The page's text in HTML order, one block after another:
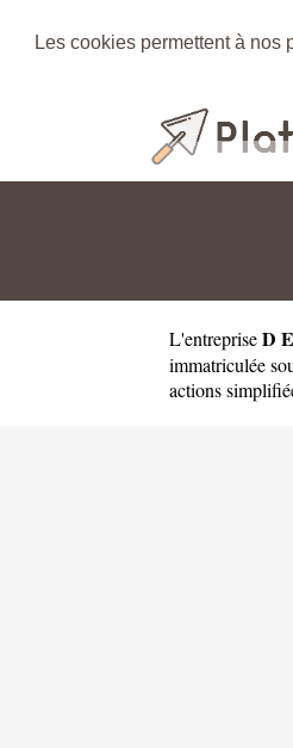
Les cookies permettent à
L'entrepriseD
immatriculée
actions